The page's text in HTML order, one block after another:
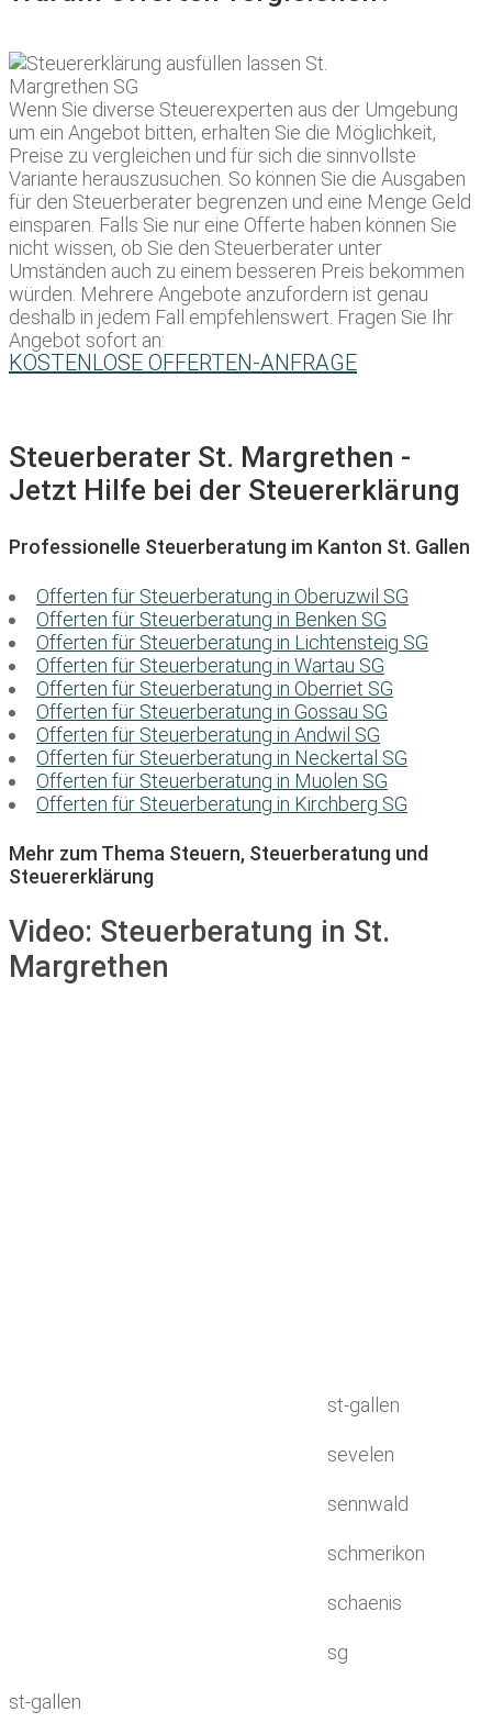
Wenn Sie diverse Steuerexperten aus der Umgebung
um ein Angebot bitten, erhalten Sie die Möglichkeit,
Preise zu vergleichen und für sich die sinnvollste
Variante herauszusuchen. So können Sie die Ausgaben
für den Steuerberater begrenzen und eine Menge Geld
einsparen. Falls Sie nur eine Offerte haben können Sie
nicht wissen, ob Sie den Steuerberater unter
Umständen auch zu einem besseren Preis bekommen
würden. Mehrere Angebote anzufordern ist genau
deshalb in jedem Fall empfehlenswert. Fragen Sie Ihr
Angebot sofort an:
KOSTENLOSE OFFERTEN-ANFRAGE
Steuerberater St. Margrethen -
Jetzt Hilfe bei der Steuererklärung
Professionelle Steuerberatung im Kanton St. Gallen
Offerten für Steuerberatung in Oberuzwil SG
Offerten für Steuerberatung in Benken SG
Offerten für Steuerberatung in Lichtensteig SG
Offerten für Steuerberatung in Wartau SG
Offerten für Steuerberatung in Oberriet SG
Offerten für Steuerberatung in Gossau SG
Offerten für Steuerberatung in Andwil SG
Offerten für Steuerberatung in Neckertal SG
Offerten für Steuerberatung in Muolen SG
Offerten für Steuerberatung in Kirchberg SG
Mehr zum Thema Steuern, Steuerberatung und
Steuererklärung
Video: Steuerberatung in St.
Margrethen
st-gallen
sevelen
sennwald
schmerikon
schaenis
sg
st-gallen